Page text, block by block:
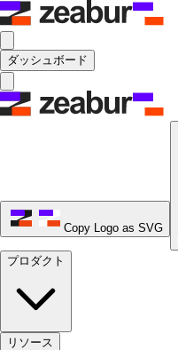
ダッシュボード
Copy Logo as SVG
プロダクト
リソース